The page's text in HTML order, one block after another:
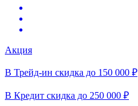
Акция
В Трейд-ин скидка до 150 000 ₽
В Кредит скидка до 250 000 ₽